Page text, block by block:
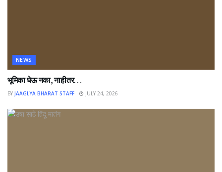
NEWS
भूमिका घेऊ नका, नाहीतर…
BY JAAGLYA BHARAT STAFF JULY 24, 2026